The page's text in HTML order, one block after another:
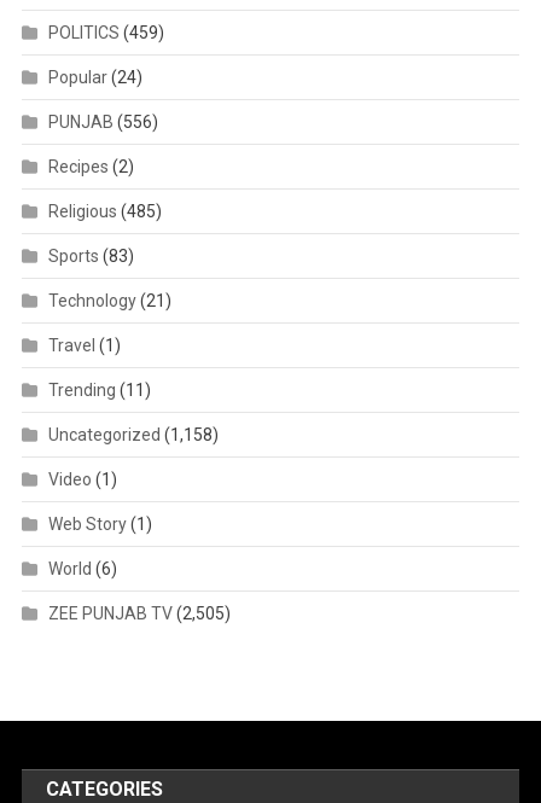
POLITICS (459)
Popular(24)
PUNJAB (556)
Recipes (2)
Religious (485)
Sports (83)
Technology(21)
Travel (1)
Trending (11)
Uncategorized (1,158)
Video (1)
Web Story(1)
World (6)
ZEE PUNJAB TV(2,505)
CATEGORIES